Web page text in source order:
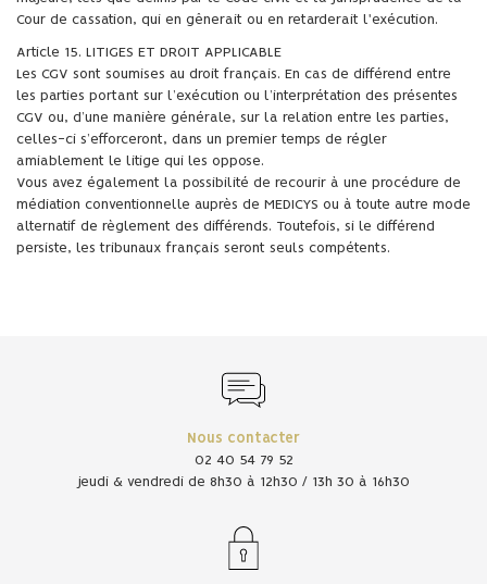
Cour de cassation, qui en gênerait ou en retarderait l'exécution.
Article 15. LITIGES ET DROIT APPLICABLE
Les CGV sont soumises au droit français. En cas de différend entre
les parties portant sur l’exécution ou l’interprétation des présentes
CGV ou, d’une manière générale, sur la relation entre les parties,
celles-ci s’efforceront, dans un premier temps de régler
amiablement le litige qui les oppose.
Vous avez également la possibilité de recourir à une procédure de
médiation conventionnelle auprès de MEDICYS ou à toute autre mode
alternatif de règlement des différends. Toutefois, si le différend
persiste, les tribunaux français seront seuls compétents.
Nous contacter
02 40 54 79 52
jeudi & vendredi de 8h30 à 12h30 / 13h 30 à 16h30